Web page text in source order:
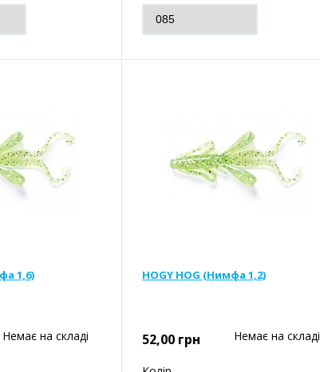
1,6)
Немає на складі
HOGY HOG (Нимфа 1,2)
52,00 грн Немає на складі